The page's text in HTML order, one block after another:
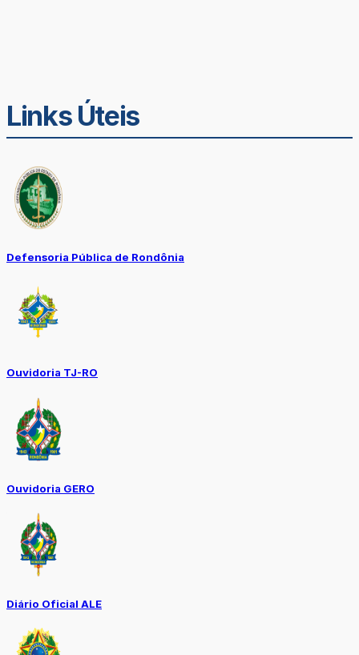
Links Úteis
Defensoria Pública de Rondônia
Ouvidoria TJ-RO
Ouvidoria GERO
Diário Oficial ALE